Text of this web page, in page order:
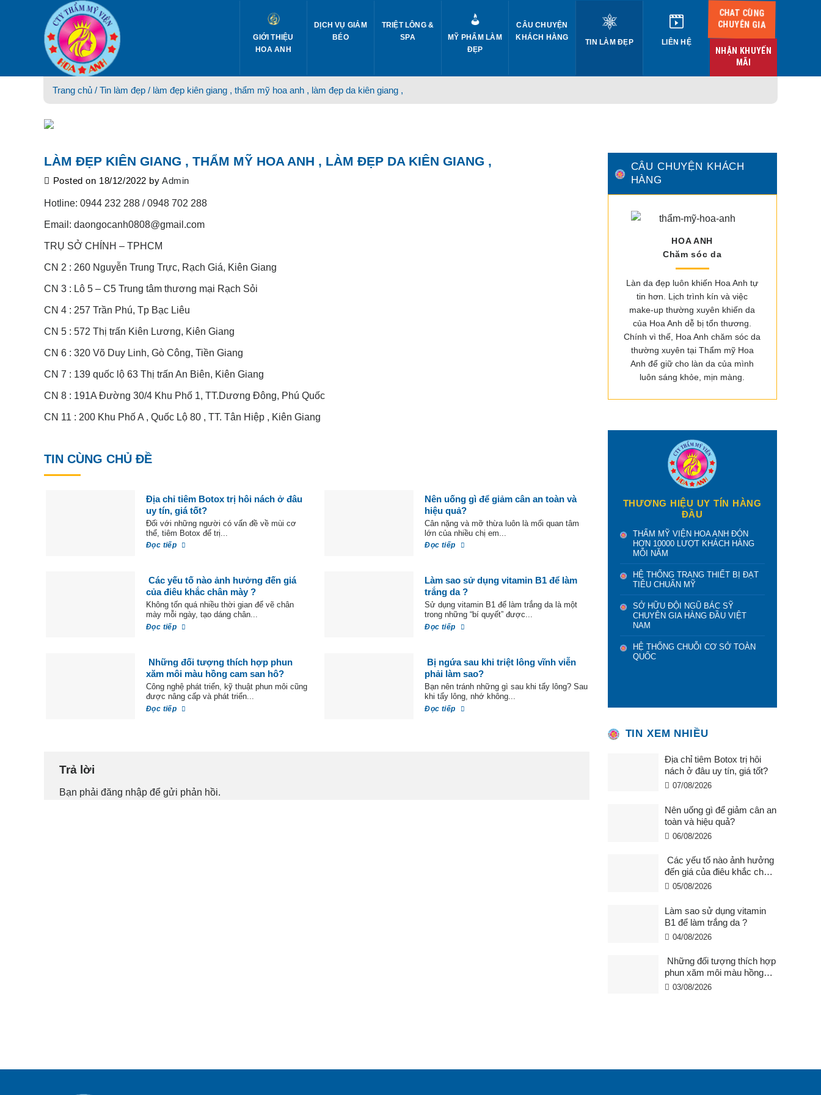
GIỚI THIỆU
HOA ANH
DỊCH VỤ GIẢM
BÉO
TRIỆT LÔNG &
SPA
MỸ PHẨM LÀM
ĐẸP
CÂU CHUYỆN
KHÁCH HÀNG
TIN LÀM ĐẸP LIÊN HỆ
CHAT CÙNG
CHUYÊN GIA
NHẬN KHUYẾN
MÃI
Trang chủ / Tin làm đẹp/ làm đẹp kiên giang , thẩm mỹ hoa anh , làm đẹp da kiên giang ,
LÀM ĐẸP KIÊN GIANG , THẨM MỸ HOA ANH , LÀM ĐẸP DA KIÊN GIANG ,
Posted on 18/12/2022 byAdmin
Hotline: 0944 232 288 / 0948 702 288
Email: daongocanh0808@gmail.com
TRỤ SỞ CHÍNH – TPHCM
CN 2 : 260 Nguyễn Trung Trực, Rạch Giá, Kiên Giang
CN 3 : Lô 5 – C5 Trung tâm thương mại Rạch Sỏi
CN 4 : 257 Trần Phú, Tp Bạc Liêu
CN 5 : 572 Thị trấn Kiên Lương, Kiên Giang
CN 6 : 320 Võ Duy Linh, Gò Công, Tiền Giang
CN 7 : 139 quốc lộ 63 Thị trấn An Biên, Kiên Giang
CN 8 : 191A Đường 30/4 Khu Phố 1, TT.Dương Đông, Phú Quốc
CN 11 : 200 Khu Phố A , Quốc Lộ 80 , TT. Tân Hiệp , Kiên Giang
TIN CÙNG CHỦ ĐỀ
Địa chỉ tiêm Botox trị hôi nách ở đâu
uy tín, giá tốt?
Đối với những người có vấn đề về mùi cơ
thể, tiêm Botox để trị...
Đọc tiếp
Nên uống gì để giảm cân an toàn và
hiệu quả?
Cân nặng và mỡ thừa luôn là mối quan tâm
lớn của nhiều chị em...
Đọc tiếp
Các yếu tố nào ảnh hưởng đến giá
của điêu khắc chân mày ?
Không tốn quá nhiều thời gian để vẽ chân
mày mỗi ngày, tạo dáng chân...
Đọc tiếp
Làm sao sử dụng vitamin B1 để làm
trắng da ?
Sử dụng vitamin B1 để làm trắng da là một
trong những “bí quyết” được...
Đọc tiếp
Những đối tượng thích hợp phun
xăm môi màu hồng cam san hô?
Công nghệ phát triển, kỹ thuật phun môi cũng
được nâng cấp và phát triển...
Đọc tiếp
Bị ngứa sau khi triệt lông vĩnh viễn
phải làm sao?
Bạn nên tránh những gì sau khi tẩy lông? Sau
khi tẩy lông, nhớ không...
Đọc tiếp
Trả lời
Bạn phải đăng nhập để gửi phản hồi.
CÂU CHUYỆN KHÁCH
HÀNG
HOA ANH
Chăm sóc da
Làn da đẹp luôn khiến Hoa Anh tự
tin hơn. Lịch trình kín và việc
make-up thường xuyên khiến da
của Hoa Anh dễ bị tổn thương.
Chính vì thế, Hoa Anh chăm sóc da
thường xuyên tại Thẩm mỹ Hoa
Anh để giữ cho làn da của mình
luôn sáng khỏe, mịn màng.
THƯƠNG HIỆU UY TÍN HÀNG
ĐẦU
THẨM MỸ VIỆN HOA ANH ĐÓN
HƠN 10000 LƯỢT KHÁCH HÀNG
MỖI NĂM
HỆ THỐNG TRANG THIẾT BỊ ĐẠT
TIÊU CHUẨN MỸ
SỞ HỮU ĐỘI NGŨ BÁC SỸ
CHUYÊN GIA HÀNG ĐẦU VIỆT
NAM
HỆ THỐNG CHUỖI CƠ SỞ TOÀN
QUỐC
TIN XEM NHIỀU
Địa chỉ tiêm Botox trị hôi
nách ở đâu uy tín, giá tốt?
07/08/2026
Nên uống gì để giảm cân an
toàn và hiệu quả?
06/08/2026
Các yếu tố nào ảnh hưởng
đến giá của điêu khắc chân
mày ?
05/08/2026
Làm sao sử dụng vitamin
B1 để làm trắng da ?
04/08/2026
Những đối tượng thích hợp
phun xăm môi màu hồng
cam san hô?
03/08/2026